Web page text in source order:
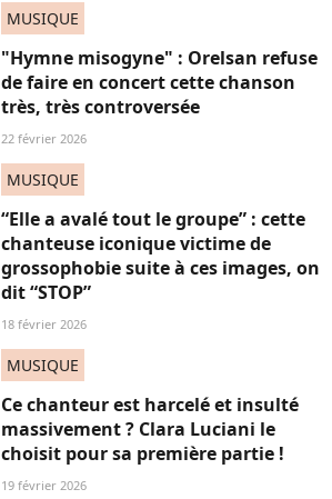
MUSIQUE
"Hymne misogyne" : Orelsan refuse
de faire en concert cette chanson
très, très controversée
22 février 2026
MUSIQUE
“Elle a avalé tout le groupe” : cette
chanteuse iconique victime de
grossophobie suite à ces images, on
dit “STOP”
18 février 2026
MUSIQUE
Ce chanteur est harcelé et insulté
massivement ? Clara Luciani le
choisit pour sa première partie !
19 février 2026